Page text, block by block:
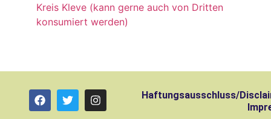
Kreis Kleve (kann gerne auch von Dritten
konsumiert werden)
Haftungsausschluss/